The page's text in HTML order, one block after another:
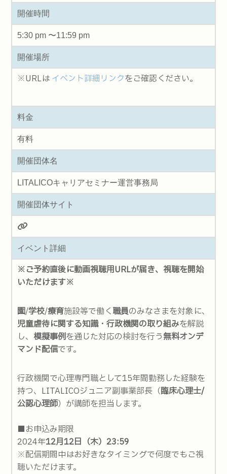
開催時間
5:30 pm 〜11:59 pm
開催場所
※URLは イベント詳細リンクをご確認ください。
料金
有料
開催団体名
LITALICOキャリアセミナー運営事務局
開催団体サイト
イベント詳細
※ご予約直後に動画視聴用URLが届き、視聴を開始
いただけます※
園/学校/療育施設等で働く職員のみなさまを対象に、
児童虐待に関する知識・行政機関の取り組みを解説
し、 模擬事例を通じた対応の検討を行う無料オンデ
マンド配信です。
行政機関で心理専門職として15年間勤務した経験を
持つ、LITALICOジュニア副事業部長（臨床心理士/
公認心理師）が講師を担当します。
■お申込み期限
2024年12月12日（木）23:59
※配信期間中はお好きなタイミングで何度でもご視
聴いただけます。